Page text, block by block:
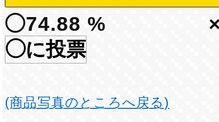
◯74.88 %
◯に投票
(商品写真のところへ戻る)